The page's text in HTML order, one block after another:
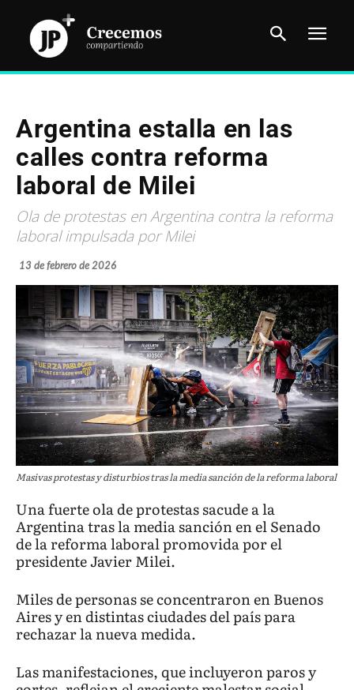
Argentina estalla en las
calles contra reforma
laboral de Milei
Ola de protestas en Argentina contra la reforma
laboral impulsada por Milei
13 de febrero de 2026
Masivas protestas y disturbios tras la media sanción de la reforma laboral
Una fuerte ola de protestas sacude a la
Argentina tras la media sanción en el Senado
de la reforma laboral promovida por el
presidente Javier Milei.
Miles de personas se concentraron en Buenos
Aires y en distintas ciudades del país para
rechazar la nueva medida.
Las manifestaciones, que incluyeron paros y